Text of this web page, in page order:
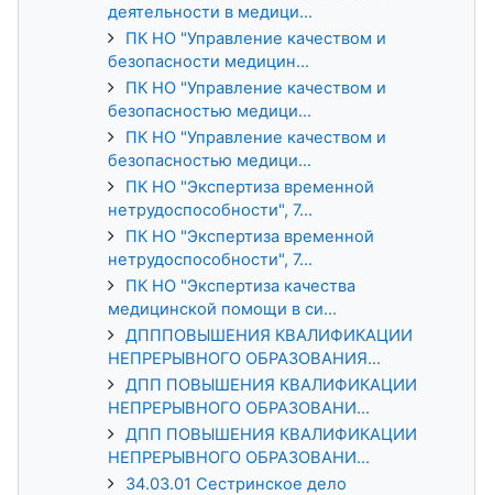
деятельности в медици...
ПК НО "Управление качеством и
безопасности медицин...
ПК НО "Управление качеством и
безопасностью медици...
ПК НО "Управление качеством и
безопасностью медици...
ПК НО "Экспертиза временной
нетрудоспособности", 7...
ПК НО "Экспертиза временной
нетрудоспособности", 7...
ПК НО "Экспертиза качества
медицинской помощи в си...
ДПППОВЫШЕНИЯ КВАЛИФИКАЦИИ
НЕПРЕРЫВНОГО ОБРАЗОВАНИЯ...
ДПП ПОВЫШЕНИЯ КВАЛИФИКАЦИИ
НЕПРЕРЫВНОГО ОБРАЗОВАНИ...
ДПП ПОВЫШЕНИЯ КВАЛИФИКАЦИИ
НЕПРЕРЫВНОГО ОБРАЗОВАНИ...
34.03.01 Сестринское дело